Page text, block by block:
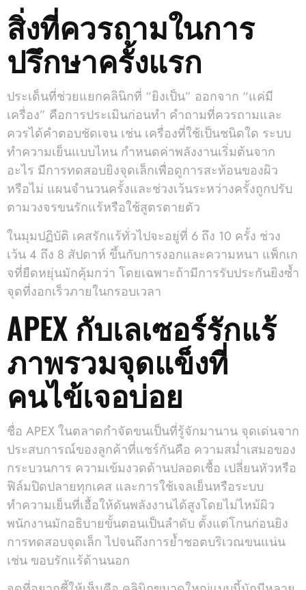
สิ่งที่ควรถามในการ
ปรึกษาครั้งแรก
ประเด็นที่ช่วยแยกคลินิกที่ “ยิงเป็น” ออกจาก “แค่มี
เครื่อง” คือการประเมินก่อนทำ คำถามที่ควรถามและ
ควรได้คำตอบชัดเจน เช่น เครื่องที่ใช้เป็นชนิดใด ระบบ
ทำความเย็นแบบไหน กำหนดค่าพลังงานเริ่มต้นจาก
อะไร มีการทดสอบยิงจุดเล็กเพื่อดูการสะท้อนของผิว
หรือไม่ แผนจำนวนครั้งและช่วงเว้นระหว่างครั้งถูกปรับ
ตามวงจรขนรักแร้หรือใช้สูตรตายตัว
ในมุมปฏิบัติ เคสรักแร้ทั่วไปจะอยู่ที่ 6 ถึง 10 ครั้ง ช่วง
เว้น 4 ถึง 8 สัปดาห์ ขึ้นกับการงอกและความหนา แพ็กเก
จที่ยืดหยุ่นมักคุ้มกว่า โดยเฉพาะถ้ามีการรับประกันยิงซ้ำ
จุดที่งอกเร็วภายในกรอบเวลา
APEX กับเลเซอร์รักแร้
ภาพรวมจุดแข็งที่
คนไข้เจอบ่อย
ชื่อ APEX ในตลาดกำจัดขนเป็นที่รู้จักมานาน จุดเด่นจาก
ประสบการณ์ของลูกค้าที่แชร์กันคือ ความสม่ำเสมอของ
กระบวนการ ความเข้มงวดด้านปลอดเชื้อ เปลี่ยนหัวหรือ
ฟิล์มปิดปลายทุกเคส และการใช้เจลเย็นหรือระบบ
ทำความเย็นที่เอื้อให้ดันพลังงานได้สูงโดยไม่ไหม้ผิว
พนักงานมักอธิบายขั้นตอนเป็นลำดับ ตั้งแต่โกนก่อนยิง
การทดสอบจุดเล็ก ไปจนถึงการย้ำชอตบริเวณขนแน่น
เช่น ขอบรักแร้ด้านนอก